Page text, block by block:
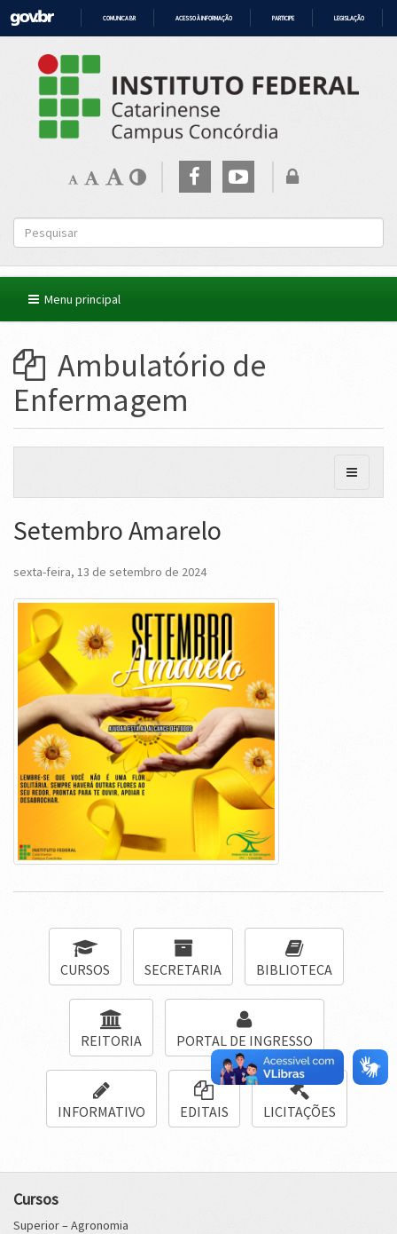
CONTEÚDO
COMUNICA BR ACESSO À INFORMAÇÃO PARTICIPE LEGISLAÇÃO
Menu principal
Ambulatório de
Enfermagem
Setembro Amarelo
sexta-feira, 13 de setembro de 2024
CURSOS SECRETARIA BIBLIOTECA
REITORIA PORTAL DE INGRESSO
INFORMATIVO EDITAIS LICITAÇÕES
Cursos
Superior – Agronomia